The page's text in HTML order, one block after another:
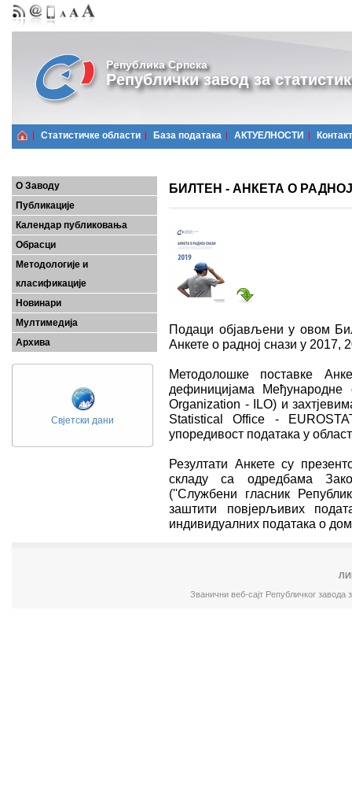
Република Српска
Републички завод за
Статистичке области Базa података АКТУЕЛНОСТИ Контакт
О Заводу
Публикације
Календар публиковања
Обрасци
Методологије и
класификације
Новинари
Мултимедија
Архива
Свјетски дани
БИЛТЕН - АНКЕТА О
Подаци објављени у овом
Анкете о радној снази у 2017,
Методолошке поставке
дефиницијама Међународне
Organization - ILO) и
Statistical Office -
упоредивост података у
Резултати Анкете су
складу са одредбама
(''Службени гласник
заштити повјерљивих
индивидуалних података о
Званични веб-сајт Републичког